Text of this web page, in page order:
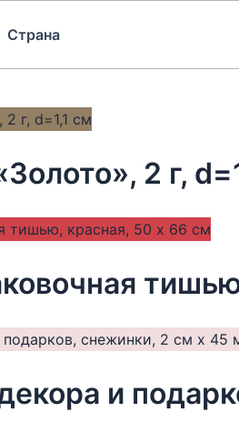
Страна
2 г,
и